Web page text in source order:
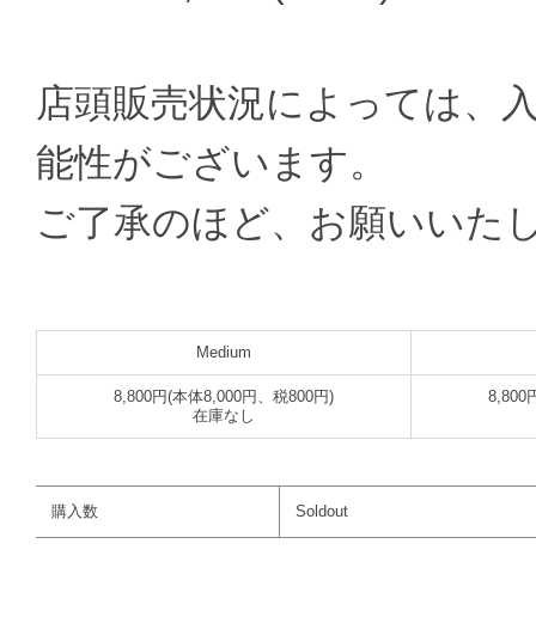
店頭販売状況によっては、
能性がございます。
ご了承のほど、お願いいた
Medium
8,800円(本体8,000円、税800円)
在庫なし
8,800
購入数 Soldout